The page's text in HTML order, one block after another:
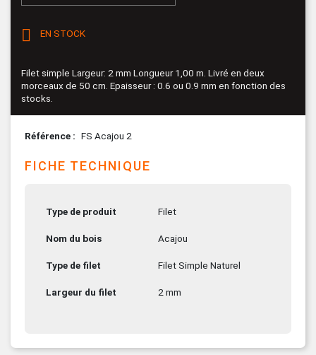
 EN STOCK
Filet simple Largeur: 2 mm Longueur 1,00 m. Livré en deux
morceaux de 50 cm. Epaisseur : 0.6 ou 0.9 mm en fonction des
stocks.
Référence FS Acajou 2
FICHE TECHNIQUE
Type de produit Filet
Nom du bois Acajou
Type de filet Filet Simple Naturel
Largeur du filet 2 mm